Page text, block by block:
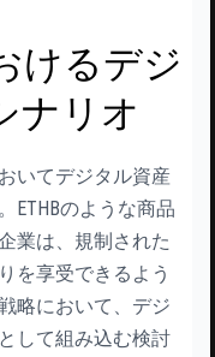
けるデジ
ナリオ
いてデジタル資産
ETHBのような商品
業は、規制された
を享受できるよう
略において、デジ
して組み込む検討